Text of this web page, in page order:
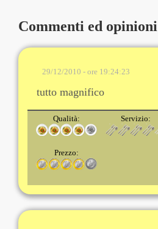
Commenti ed opinioni
29/12/2010 - ore 19:24:23
tutto magnifico
Qualità: Servizio:
Prezzo: